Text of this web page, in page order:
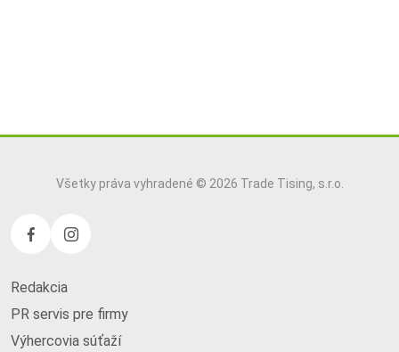
Všetky práva vyhradené © 2026 Trade Tising, s.r.o.
Redakcia
PR servis pre firmy
Výhercovia súťaží